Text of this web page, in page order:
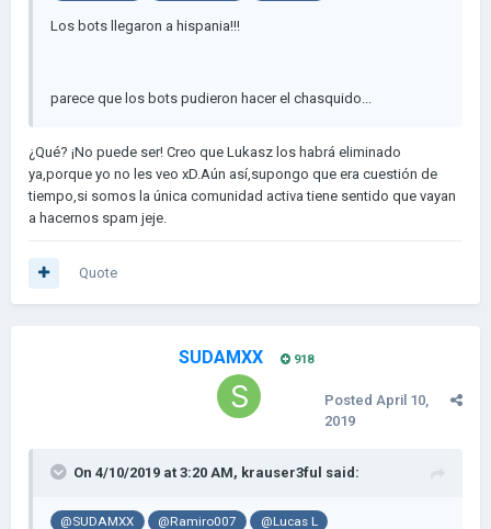
Los bots llegaron a hispania!!!
parece que los bots pudieron hacer el chasquido...
¿Qué? ¡No puede ser! Creo que Lukasz los habrá eliminado
ya,porque yo no les veo xD.Aún así,supongo que era cuestión de
tiempo,si somos la única comunidad activa tiene sentido que vayan
a hacernos spam jeje.
Quote
SUDAMXX 918
Posted April 10,
2019
On 4/10/2019 at 3:20 AM, krauser3ful said:
@SUDAMXX @Ramiro007 @Lucas L